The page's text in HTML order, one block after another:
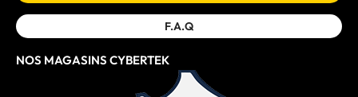
F.A.Q
NOS MAGASINS CYBERTEK